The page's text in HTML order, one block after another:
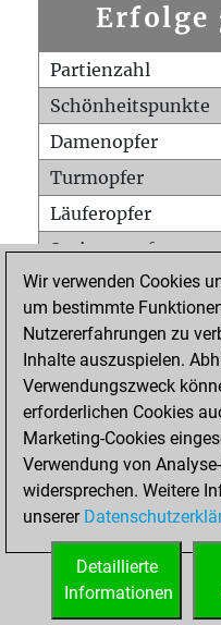
Erfolge
Partienzahl
Schönheitspunkte
Damenopfer
Turmopfer
Läuferopfer
Springeropfer
Bauernopfer
Matt auf vollem
Bauer setzt Matt
Erstickte Matts
Türme auf der
STARTSEITE
Wir verwenden Cookies
um bestimmte
Nutzererfahrungen zu
Inhalte auszuspielen.
Verwendungszweck
erforderlichen Cookies
Marketing-Cookies
Verwendung von
widersprechen. Weitere
unserer
Detaillierte
Informationen